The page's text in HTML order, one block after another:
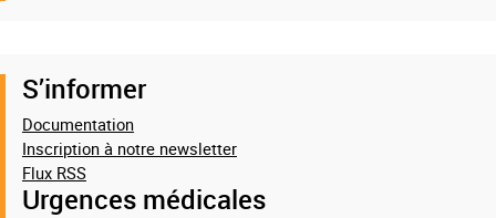
S’informer
Documentation
Inscription à notre newsletter
Flux RSS
Urgences médicales